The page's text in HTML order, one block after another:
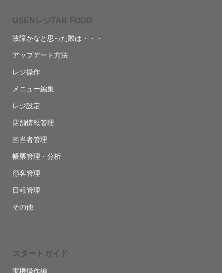
USENレジTAB FOOD
故障かなと思った際は・・・
アップデート方法
レジ操作
メニュー編集
レジ設定
店舗情報管理
担当者管理
帳票管理・分析
顧客管理
日報管理
その他
スタートガイド
実機操作編